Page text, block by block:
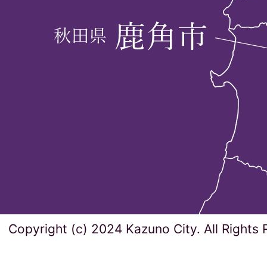
Copyright (c) 2024 Kazuno City. All Rights